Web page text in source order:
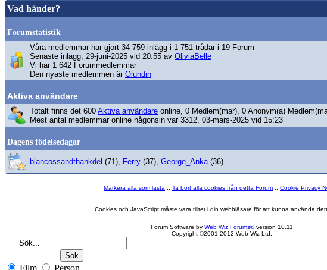
Vad händer?
Forumstatistik
Våra medlemmar har gjort 34 759 inlägg i 1 751 trådar i 19 Forum
Senaste inlägg, 29-juni-2025 vid 20:55 av OliviaBelle
Vi har 1 642 Forummedlemmar
Den nyaste medlemmen är Olundin
Aktiva användare
Totalt finns det 600 Aktiva användare online, 0 Medlem(mar), 0 Anonym(a)
Mest antal medlemmar online någonsin var 3312, 03-mars-2025 vid 15:23
Dagens födelsedagar
blancossandthankdel (71), Ferry (37), George_Anka (36)
Markera alla som lästa :: Ta bort alla cookies från detta Forum :: Cookie Privacy
Cookies och JavaScript måste vara tilltet i din webbläsare för att kunna använda
Forum Software by Web Wiz Forums®version 10.11
Copyright ©2001-2012 Web Wiz Ltd.
Film Person